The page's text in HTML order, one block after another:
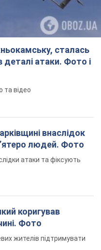
внаслідок
людей. Фото
атаки та фіксують
коригував
Фото
жителів підтримувати